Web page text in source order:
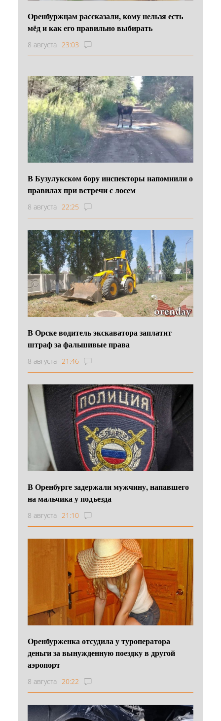
Оренбуржцам рассказали, кому нельзя есть
мёд и как его правильно выбирать
8 августа 23:03
В Бузулукском бору инспекторы напомнили о
правилах при встречи с лосем
8 августа 22:25
В Орске водитель экскаватора заплатит
штраф за фальшивые права
8 августа 21:46
В Оренбурге задержали мужчину, напавшего
на мальчика у подъезда
8 августа 21:10
Оренбурженка отсудила у туроператора
деньги за вынужденную поездку в другой
аэропорт
8 августа 20:22